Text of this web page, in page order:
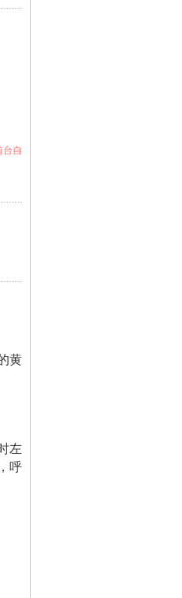
自
黄
左
呼